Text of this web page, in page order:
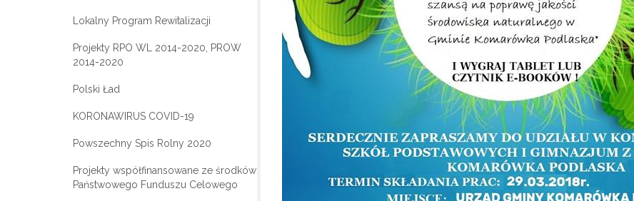
Lokalny Program Rewitalizacji
Projekty RPO WL 2014-2020, PROW
2014-2020
Polski Ład
KORONAWIRUS COVID-19
Powszechny Spis Rolny 2020
Projekty współfinansowane ze środków
Państwowego Funduszu Celowego